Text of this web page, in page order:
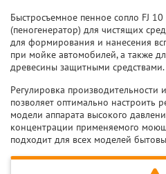
Быстросъемное пенное сопло FJ 10
(пеногенератор) для чистящих
для формирования и нанесения
при мойке автомобилей, а также
древесины защитными средствами.
Регулировка производительности
позволяет оптимально настроить
модели аппарата высокого
концентрации применяемого
подходит для всех моделей